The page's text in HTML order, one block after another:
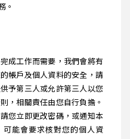
。
成工作而需要，我們會將有
帳戶及個人資料的安全，請
予第三人或允許第三人以您
，相關責任由您自行負擔。
您立即更改密碼，或通知本
能會要求核對您的個人資